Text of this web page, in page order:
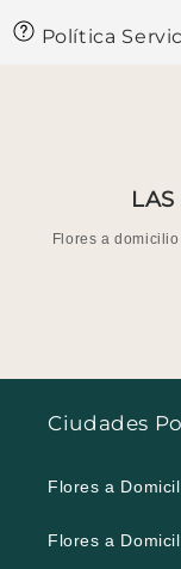
Política
Flores a
Ciudades
Flores a
Flores a